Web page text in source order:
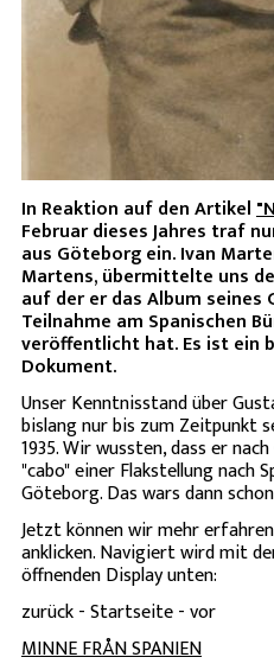
In Reaktion auf den Artikel
Februar dieses Jahres traf
aus Göteborg ein. Ivan
Martens, übermittelte uns
auf der er das Album seines
Teilnahme am Spanischen
veröffentlicht hat. Es ist ein
Dokument.
Unser Kenntnisstand über
bislang nur bis zum Zeitpunkt
1935. Wir wussten, dass er
"cabo" einer Flakstellung nach
Göteborg. Das wars dann
Jetzt können wir mehr
anklicken. Navigiert wird mit
öffnenden Display unten:
zurück - Startseite - vor
MINNE FRÅN SPANIEN